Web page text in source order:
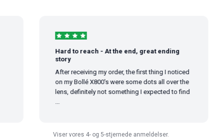
Hard to reach - At the end, great ending
story
After receiving my order, the first thing I noticed
on my Bollé X800's were some dots all over the
lens, definitely not something I expected to find
Viser vores 4- og 5-stjernede anmeldelser.